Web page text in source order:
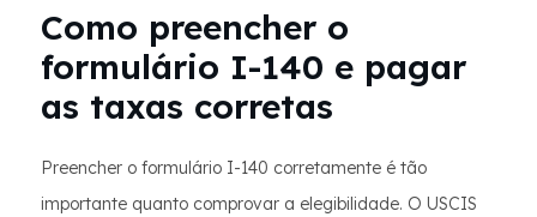
Como preencher o
formulário I-140 e pagar
as taxas corretas
Preencher o formulário I-140 corretamente é tão
importante quanto comprovar a elegibilidade. O USCIS